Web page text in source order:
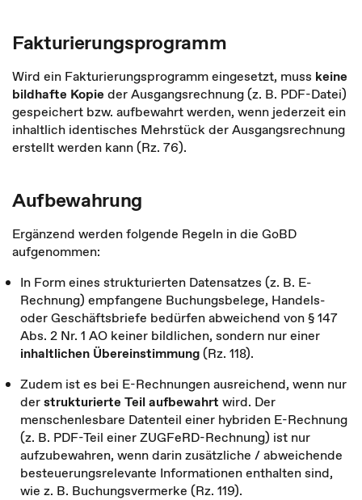
Fakturierungsprogramm
Wird ein Fakturierungsprogramm eingesetzt, muss keine
bildhafte Kopie der Ausgangsrechnung (z. B. PDF-Datei)
gespeichert bzw. aufbewahrt werden, wenn jederzeit ein
inhaltlich identisches Mehrstück der Ausgangsrechnung
erstellt werden kann (Rz. 76).
Aufbewahrung
Ergänzend werden folgende Regeln in die GoBD
aufgenommen:
In Form eines strukturierten Datensatzes (z. B. E-
Rechnung) empfangene Buchungsbelege, Handels-
oder Geschäftsbriefe bedürfen abweichend von § 147
Abs. 2 Nr. 1 AO keiner bildlichen, sondern nur einer
inhaltlichen Übereinstimmung(Rz. 118).
Zudem ist es bei E-Rechnungen ausreichend, wenn nur
derstrukturierte Teil aufbewahrt wird. Der
menschenlesbare Datenteil einer hybriden E-Rechnung
(z. B. PDF-Teil einer ZUGFeRD-Rechnung) ist nur
aufzubewahren, wenn darin zusätzliche / abweichende
besteuerungsrelevante Informationen enthalten sind,
wie z. B. Buchungsvermerke (Rz. 119).